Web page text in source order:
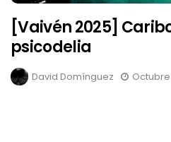
[Vaivén 2025]
psicodelia
David Domínguez